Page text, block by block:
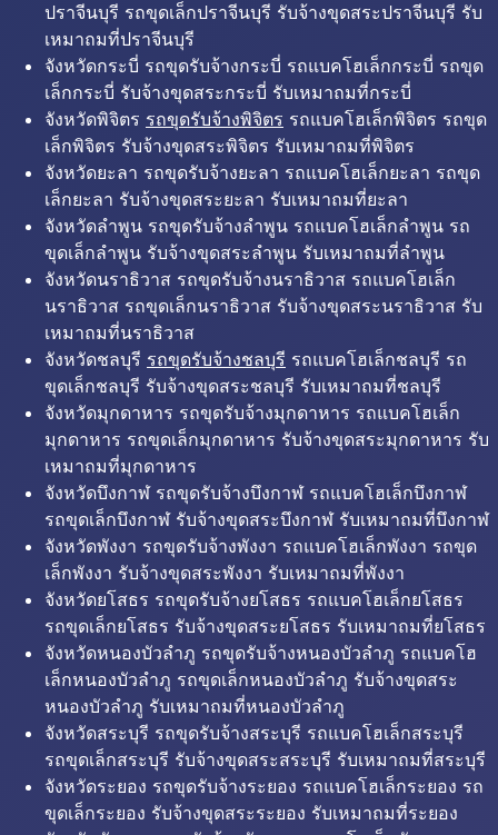
ปราจีนบุรี รถขุดเล็กปราจีนบุรี รับจ้างขุดสระปราจีนบุรี รับ
เหมาถมที่ปราจีนบุรี
จังหวัดกระบี่ รถขุดรับจ้างกระบี่ รถแบคโฮเล็กกระบี่ รถขุด
เล็กกระบี่ รับจ้างขุดสระกระบี่ รับเหมาถมที่กระบี่
จังหวัดพิจิตร รถขุดรับจ้างพิจิตร รถแบคโฮเล็กพิจิตร รถขุด
เล็กพิจิตร รับจ้างขุดสระพิจิตร รับเหมาถมที่พิจิตร
จังหวัดยะลา รถขุดรับจ้างยะลา รถแบคโฮเล็กยะลา รถขุด
เล็กยะลา รับจ้างขุดสระยะลา รับเหมาถมที่ยะลา
จังหวัดลำพูน รถขุดรับจ้างลำพูน รถแบคโฮเล็กลำพูน รถ
ขุดเล็กลำพูน รับจ้างขุดสระลำพูน รับเหมาถมที่ลำพูน
จังหวัดนราธิวาส รถขุดรับจ้างนราธิวาส รถแบคโฮเล็ก
นราธิวาส รถขุดเล็กนราธิวาส รับจ้างขุดสระนราธิวาส รับ
เหมาถมที่นราธิวาส
จังหวัดชลบุรี รถขุดรับจ้างชลบุรี รถแบคโฮเล็กชลบุรี รถ
ขุดเล็กชลบุรี รับจ้างขุดสระชลบุรี รับเหมาถมที่ชลบุรี
จังหวัดมุกดาหาร รถขุดรับจ้างมุกดาหาร รถแบคโฮเล็ก
มุกดาหาร รถขุดเล็กมุกดาหาร รับจ้างขุดสระมุกดาหาร รับ
เหมาถมที่มุกดาหาร
จังหวัดบึงกาฬ รถขุดรับจ้างบึงกาฬ รถแบคโฮเล็กบึงกาฬ
รถขุดเล็กบึงกาฬ รับจ้างขุดสระบึงกาฬ รับเหมาถมที่บึงกาฬ
จังหวัดพังงา รถขุดรับจ้างพังงา รถแบคโฮเล็กพังงา รถขุด
เล็กพังงา รับจ้างขุดสระพังงา รับเหมาถมที่พังงา
จังหวัดยโสธร รถขุดรับจ้างยโสธร รถแบคโฮเล็กยโสธร
รถขุดเล็กยโสธร รับจ้างขุดสระยโสธร รับเหมาถมที่ยโสธร
จังหวัดหนองบัวลำภู รถขุดรับจ้างหนองบัวลำภู รถแบคโฮ
เล็กหนองบัวลำภู รถขุดเล็กหนองบัวลำภู รับจ้างขุดสระ
หนองบัวลำภู รับเหมาถมที่หนองบัวลำภู
จังหวัดสระบุรี รถขุดรับจ้างสระบุรี รถแบคโฮเล็กสระบุรี
รถขุดเล็กสระบุรี รับจ้างขุดสระสระบุรี รับเหมาถมที่สระบุรี
จังหวัดระยอง รถขุดรับจ้างระยอง รถแบคโฮเล็กระยอง รถ
ขุดเล็กระยอง รับจ้างขุดสระระยอง รับเหมาถมที่ระยอง